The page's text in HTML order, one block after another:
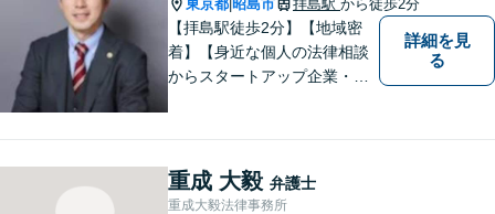
東京都 昭島市 拝島駅 から徒歩2分
【拝島駅徒歩2分】【地域密
着】【身近な個人の法律相談
からスタートアップ企業・中
イスをご提供します。
詳細を見
る
重成 大毅 弁護士
重成大毅法律事務所